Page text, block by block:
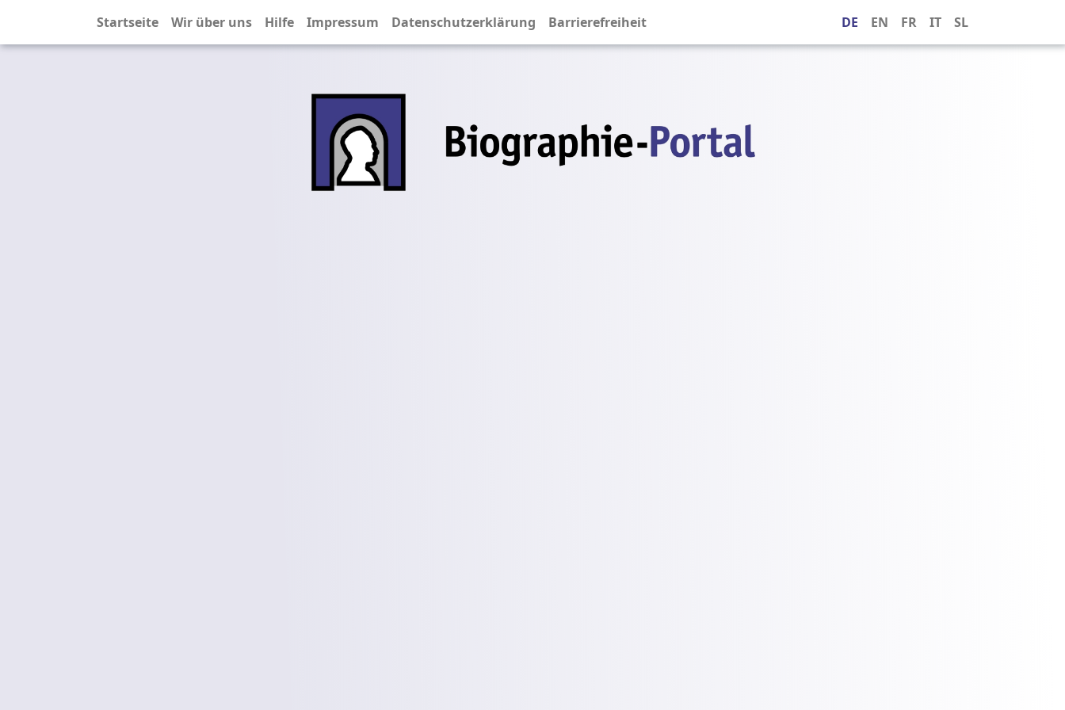
Startseite Wir über uns Hilfe Impressum Datenschutzerklärung Barrierefreiheit DE EN FR IT SL